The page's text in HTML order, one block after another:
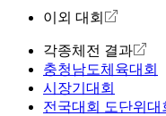
이외 대회
각종체전 결과
충청남도체육대회
시장기대회
전국대회 도단위대